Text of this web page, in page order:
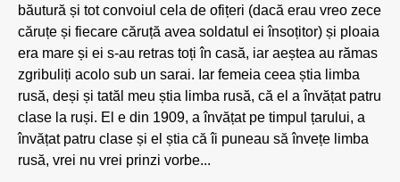
băutură și tot convoiul cela de ofițeri (dacă erau vreo zece
căruțe și fiecare căruță avea soldatul ei însoțitor) și ploaia
era mare și ei s-au retras toți în casă, iar aeștea au rămas
zgribuliți acolo sub un sarai. Iar femeia ceea știa limba
rusă, deși și tatăl meu știa limba rusă, că el a învățat patru
clase la ruși. El e din 1909, a învățat pe timpul țarului, a
învățat patru clase și el știa că îi puneau să învețe limba
rusă, vrei nu vrei prinzi vorbe...